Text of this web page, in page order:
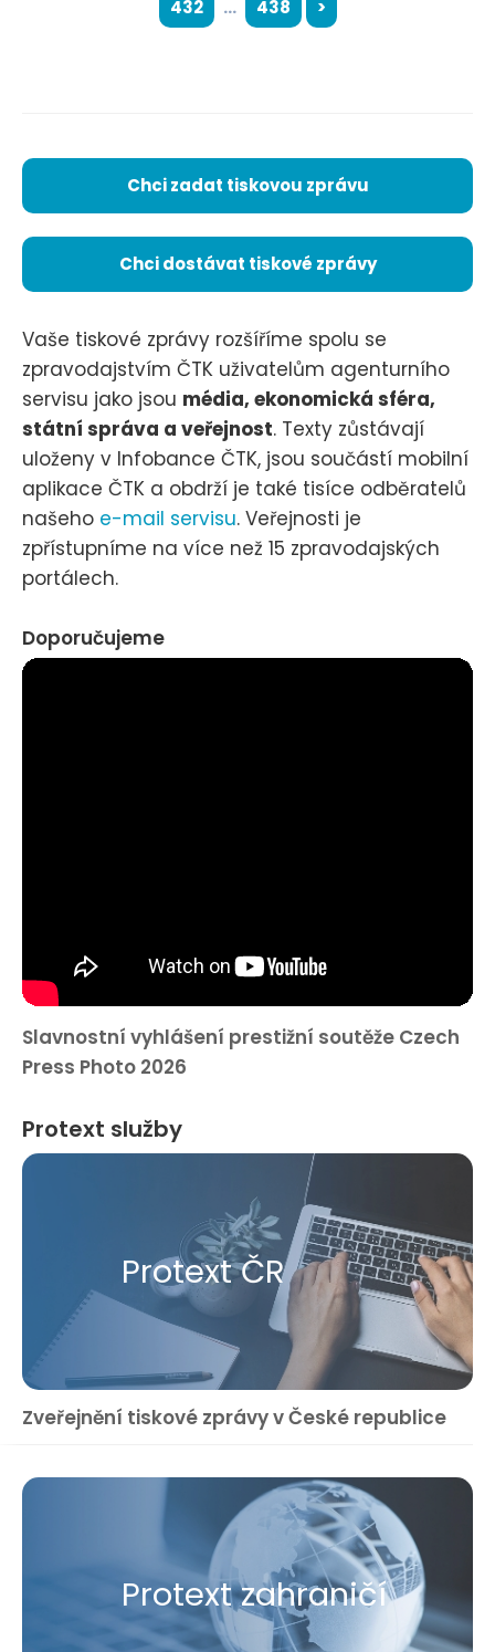
432 ... 438 >
Chci zadat tiskovou zprávu
Chci dostávat tiskové zprávy
Vaše tiskové zprávy rozšíříme spolu se
zpravodajstvím ČTK uživatelům agenturního
servisu jako jsou média, ekonomická sféra,
státní správa a veřejnost. Texty zůstávají
uloženy v Infobance ČTK, jsou součástí mobilní
aplikace ČTK a obdrží je také tisíce odběratelů
našeho e-mail servisu. Veřejnosti je
zpřístupníme na více než 15 zpravodajských
portálech.
Doporučujeme
Slavnostní vyhlášení prestižní soutěže Czech
Press Photo 2026
Protext služby
Protext ČR
Zveřejnění tiskové zprávy v České republice
Protext zahraničí